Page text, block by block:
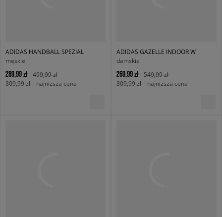
ADIDAS HANDBALL SPEZIAL
męskie
289,99 zł
499,99 zł
309,99 zł - najniższa cena
ADIDAS GAZELLE INDOOR W
damskie
269,99 zł
549,99 zł
309,99 zł - najniższa cena